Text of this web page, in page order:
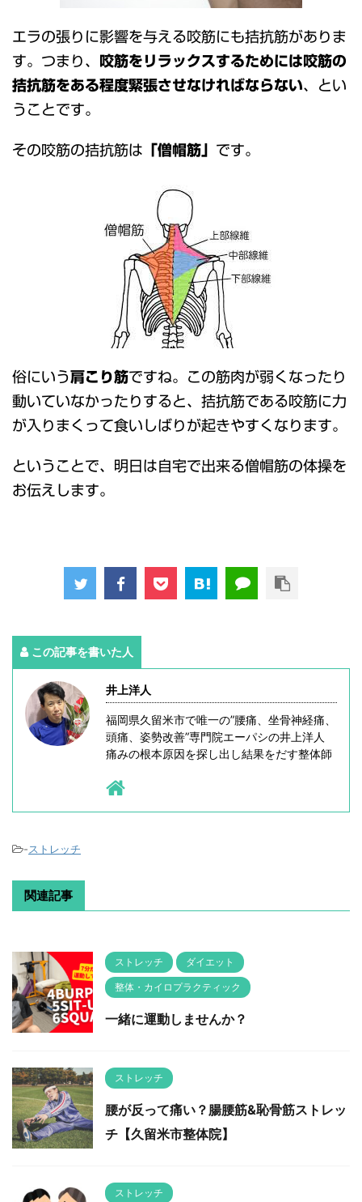
エラの張りに影響を与える咬筋にも拮抗筋がありま
す。つまり、
咬筋をリラックスするためには咬筋の
拮抗筋をある程度緊張させなければならない、とい
うことです。
その咬筋の拮抗筋は 「僧帽筋」 です。
俗にいう肩こり筋ですね。この筋肉が弱くなったり
動いていなかったりすると、拮抗筋である咬筋に力
が入りまくって食いしばりが起きやすくなります。
ということで、明日は自宅で出来る僧帽筋の体操を
お伝えします。
この記事を書いた人
井上洋人
福岡県久留米市で唯一の”腰痛、坐骨神経痛、
頭痛、姿勢改善”専門院エーパシの井上洋人
痛みの根本原因を探し出し結果をだす整体師
-ストレッチ
関連記事
ストレッチ ダイエット
整体・カイロプラクティック
一緒に運動しませんか？
ストレッチ
腰が反って痛い？腸腰筋&恥骨筋ストレッ
チ【久留米市整体院】
ストレッチ